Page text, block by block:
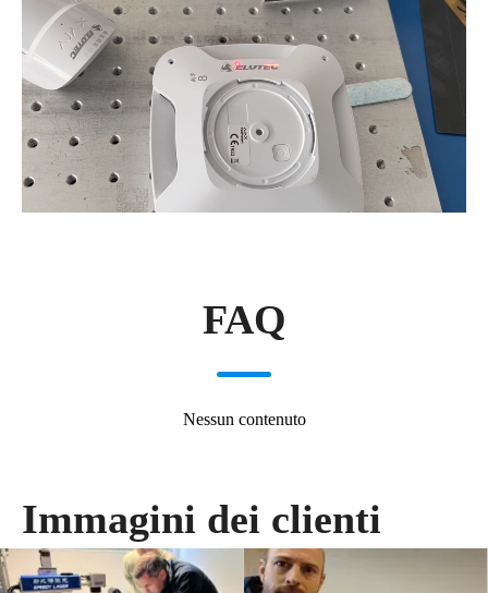
FAQ
Nessun contenuto
Immagini dei clienti